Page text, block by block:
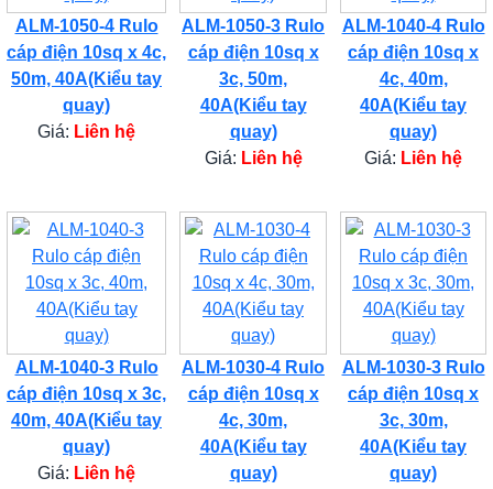
ALM-1050-4 Rulo
cáp điện 10sq x 4c,
50m, 40A(Kiểu tay
quay)
Giá: Liên hệ
ALM-1050-3 Rulo
cáp điện 10sq x
3c, 50m,
40A(Kiểu tay
quay)
Giá: Liên hệ
ALM-1040-4 Rulo
cáp điện 10sq x
4c, 40m,
40A(Kiểu tay
quay)
Giá: Liên hệ
ALM-1040-3 Rulo
cáp điện 10sq x 3c,
40m, 40A(Kiểu tay
quay)
Giá: Liên hệ
ALM-1030-4 Rulo
cáp điện 10sq x
4c, 30m,
40A(Kiểu tay
quay)
ALM-1030-3 Rulo
cáp điện 10sq x
3c, 30m,
40A(Kiểu tay
quay)